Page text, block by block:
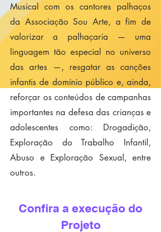
Musical com os cantores palhaços
da Associação Sou Arte, a fim de
valorizar a palhaçaria — uma
linguagem tão especial no universo
das artes —, resgatar as canções
infantis de domínio público e, ainda,
reforçar os conteúdos de campanhas
importantes na defesa das crianças e
adolescentes como: Drogadição,
Exploração do Trabalho Infantil,
Abuso e Exploração Sexual, entre
outros.
Confira a execução do
Projeto